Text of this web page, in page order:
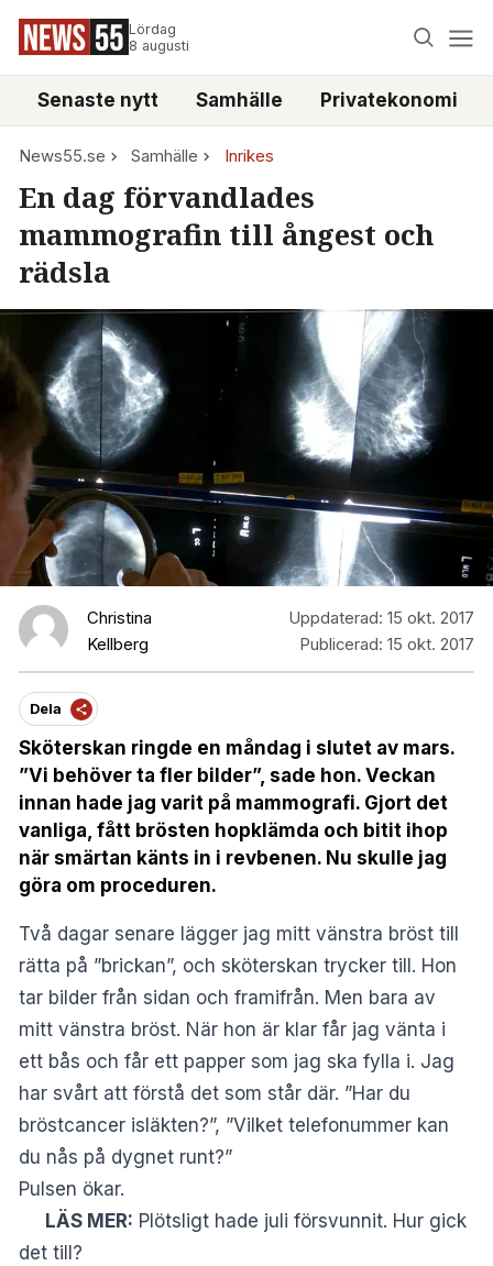
Lördag
8 augusti
Senaste nytt Samhälle Privatekonomi
News55.se Samhälle Inrikes
En dag förvandlades
mammografin till ångest och
rädsla
Christina
Kellberg
Uppdaterad: 15 okt. 2017
Publicerad: 15 okt. 2017
Dela
Sköterskan ringde en måndag i slutet av mars.
”Vi behöver ta fler bilder”, sade hon. Veckan
innan hade jag varit på mammografi. Gjort det
vanliga, fått brösten hopklämda och bitit ihop
när smärtan känts in i revbenen. Nu skulle jag
göra om proceduren.
Två dagar senare lägger jag mitt vänstra bröst till
rätta på ”brickan”, och sköterskan trycker till. Hon
tar bilder från sidan och framifrån. Men bara av
mitt vänstra bröst. När hon är klar får jag vänta i
ett bås och får ett papper som jag ska fylla i. Jag
har svårt att förstå det som står där. ”Har du
bröstcancer isläkten?”, ”Vilket telefonummer kan
du nås på dygnet runt?”
Pulsen ökar.
LÄS MER: Plötsligt hade juli försvunnit. Hur gick
det till?